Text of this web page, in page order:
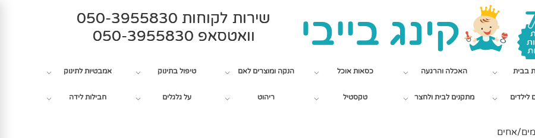
שירות לקוחות 050-3955830
וואטסאפ 050-3955830
בבית האכלה והרגעה כסאות אוכל הנקה ומוצרים לאם טיפול בתינוק אמבטיות לתינוק
לילדים מתקנים לבית ולחצר טקסטיל ריהוט על גלגלים חבילות לידה
אחים